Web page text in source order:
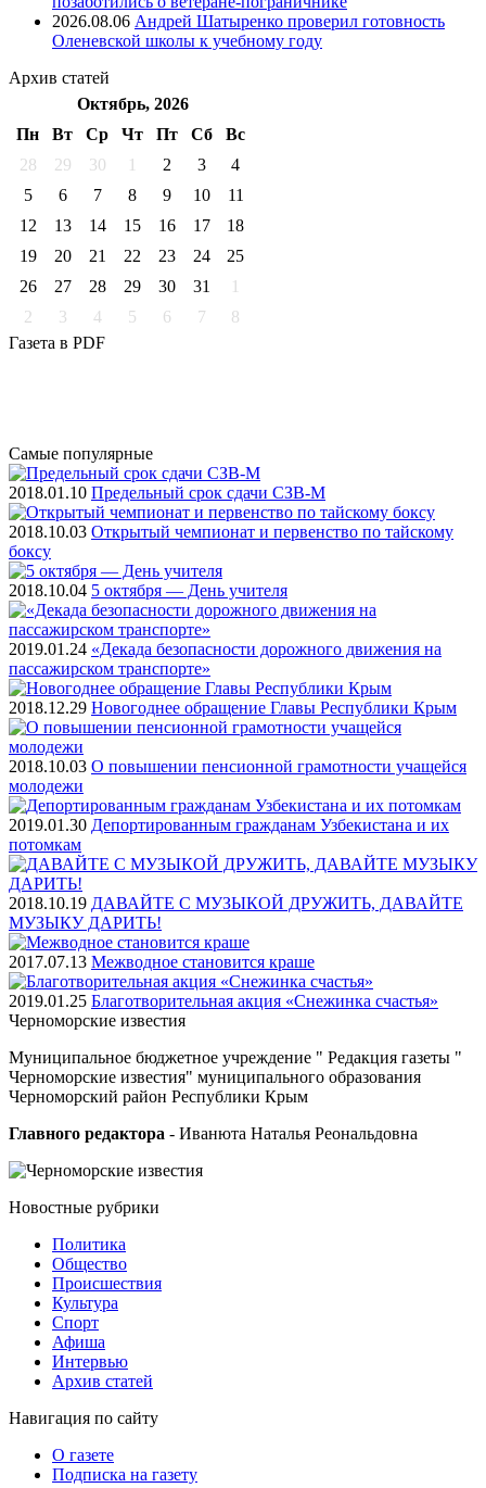
2026.08.06 Андрей Шатыренко проверил готовность
Оленевской школы к учебному году
Архив статей
Октябрь, 2026
Пн
Вт Ср Чт Пт Cб
Вс
28
29 30 1 2 3
4
5
6 7 8 9 10
11
12
13 14 15 16 17
18
19
20 21 22 23 24
25
26
27 28 29 30 31
1
2
3 4 5 6 7
8
Газета в PDF
Самые популярные
2018.01.10 Предельный срок сдачи СЗВ-М
2018.10.03 Открытый чемпионат и первенство по тайскому
боксу
2018.10.04 5 октября — День учителя
2019.01.24 «Декада безопасности дорожного движения на
пассажирском транспорте»
2018.12.29 Новогоднее обращение Главы Республики Крым
2018.10.03 О повышении пенсионной грамотности учащейся
молодежи
2019.01.30 Депортированным гражданам Узбекистана и их
потомкам
2018.10.19 ДАВАЙТЕ С МУЗЫКОЙ ДРУЖИТЬ, ДАВАЙТЕ
МУЗЫКУ ДАРИТЬ!
2017.07.13 Межводное становится краше
2019.01.25 Благотворительная акция «Снежинка счастья»
Черноморские известия
Муниципальное бюджетное учреждение " Редакция газеты "
Черноморские известия" муниципального образования
Черноморский район Республики Крым
Главного редактора - Иванюта Наталья Реональдовна
Новостные рубрики
Политика
Общество
Проиcшествия
Культура
Спорт
Афиша
Интервью
Архив статей
Навигация по сайту
О газете
Подписка на газету